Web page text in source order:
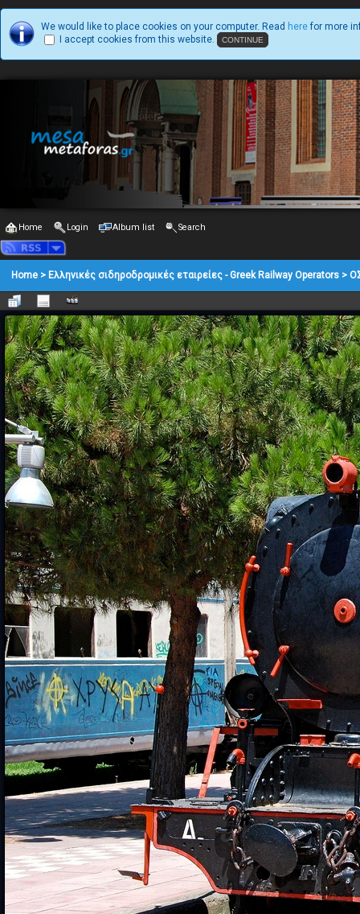
We would like to place cookies on your computer. Read here for more
I accept cookies from this website.
Home Login Album list Search
Home > Ελληνικές σιδηροδρομικές εταιρείες - Greek Railway Operators >